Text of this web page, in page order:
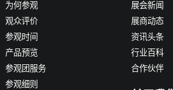
为何参观
观众评价
参观时间
产品预览
参观团服务
参观细则
展会新闻
展商动态
资讯头条
行业百科
合作伙伴